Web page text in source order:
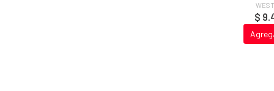
METROS
$